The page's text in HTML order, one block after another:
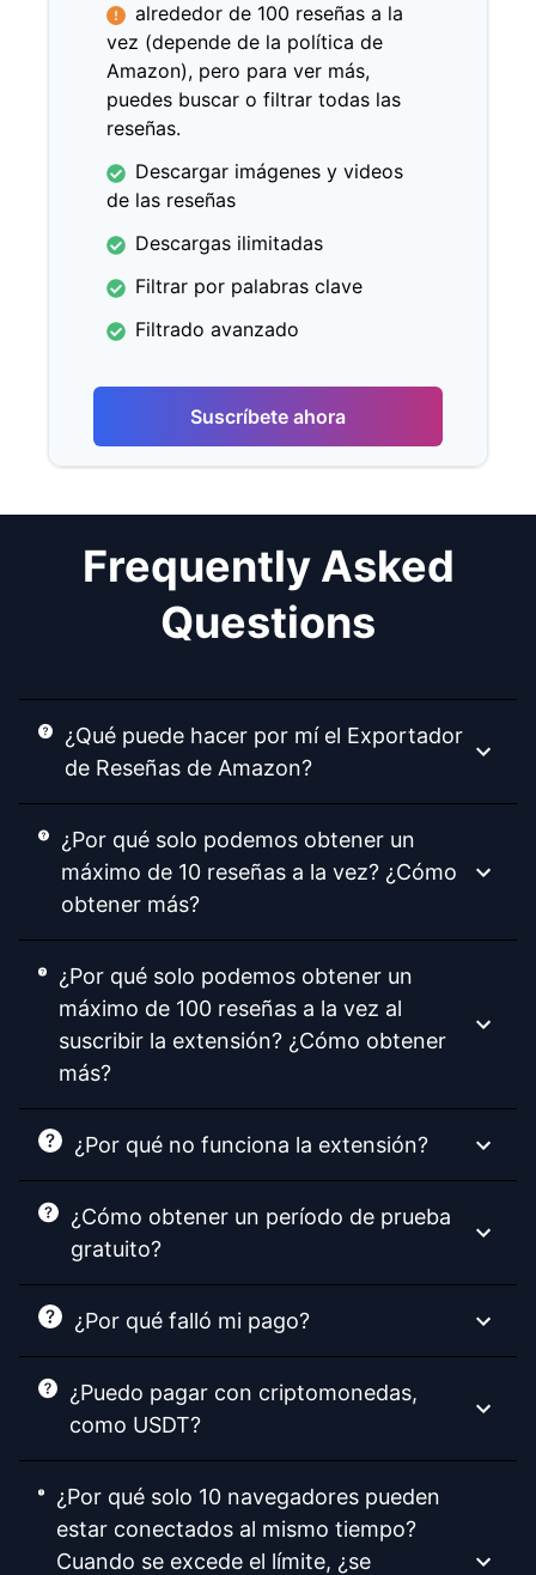
alrededor de 100 reseñas a la
vez (depende de la política de
Amazon), pero para ver más,
puedes buscar o filtrar todas las
reseñas.
Descargar imágenes y videos
de las reseñas
Descargas ilimitadas
Filtrar por palabras clave
Filtrado avanzado
Suscríbete ahora
Frequently Asked
Questions
¿Qué puede hacer por mí el Exportador
de Reseñas de Amazon?
¿Por qué solo podemos obtener un
máximo de 10 reseñas a la vez? ¿Cómo
obtener más?
¿Por qué solo podemos obtener un
máximo de 100 reseñas a la vez al
suscribir la extensión? ¿Cómo obtener
más?
¿Por qué no funciona la extensión?
¿Cómo obtener un período de prueba
gratuito?
¿Por qué falló mi pago?
¿Puedo pagar con criptomonedas,
como USDT?
¿Por qué solo 10 navegadores pueden
estar conectados al mismo tiempo?
Cuando se excede el límite, ¿se